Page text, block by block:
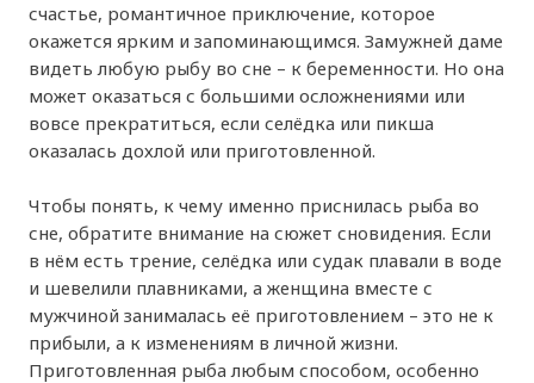
счастье, романтичное приключение, которое
окажется ярким и запоминающимся. Замужней даме
видеть любую рыбу во сне – к беременности. Но она
может оказаться с большими осложнениями или
вовсе прекратиться, если селёдка или пикша
оказалась дохлой или приготовленной.
Чтобы понять, к чему именно приснилась рыба во
сне, обратите внимание на сюжет сновидения. Если
в нём есть трение, селёдка или судак плавали в воде
и шевелили плавниками, а женщина вместе с
мужчиной занималась её приготовлением – это не к
прибыли, а к изменениям в личной жизни.
Приготовленная рыба любым способом, особенно